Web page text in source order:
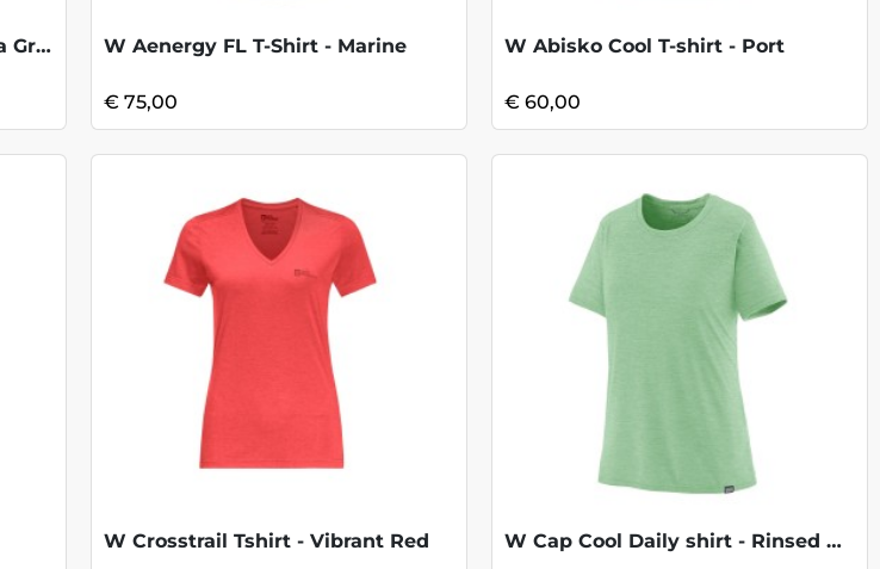
W Abisko Cool T-Shirt - Patina Green W Aenergy FL T-Shirt - Marine
€ 75,00
W Abisko Cool T-shirt - Port
€ 60,00
W Crosstrail Tshirt - Vibrant Red W Cap Cool Daily shirt - Rinsed Green